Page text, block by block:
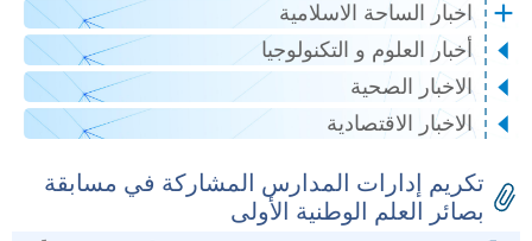
اخبار الساحة الاسلامية
أخبار العلوم و التكنولوجيا
الاخبار الصحية
الاخبار الاقتصادية
تكريم إدارات المدارس المشاركة في مسابقة
بصائر العلم الوطنية الأولى